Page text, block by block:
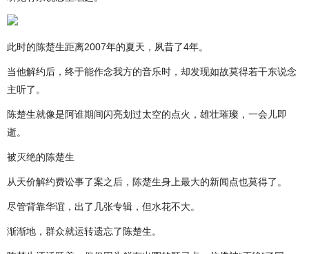
此时的陈楚生距离2007年的夏天，夙昔了4年。
当他解约后，终于能作念我方的音乐时，却发现如故莫得若干东说念
主听了。
陈楚生就像是阿谁期间闪亮划过太空的点火，雄壮璀璨，一会儿即
逝。
被灭绝的陈楚生
从天价解约费讼事了案之后，陈楚生身上最大的新闻点也莫得了。
尽管背靠华谊，出了几张专辑，但水花不大。
渐渐地，群众就运转遗忘了陈楚生。